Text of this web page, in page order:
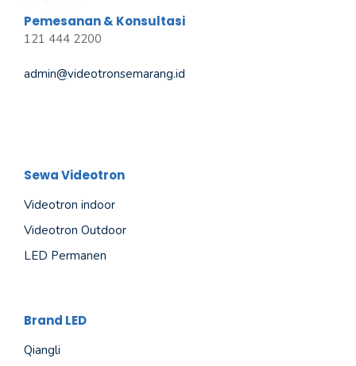
Pemesanan & Konsultasi
121 444 2200
admin@videotronsemarang.id
Sewa Videotron
Videotron indoor
Videotron Outdoor
LED Permanen
Brand LED
Qiangli